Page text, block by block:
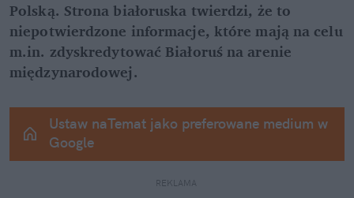
Polską. Strona białoruska twierdzi, że to
niepotwierdzone informacje, które mają na celu
m.in. zdyskredytować Białoruś na arenie
międzynarodowej.
Ustaw naTemat jako preferowane medium w
Google
REKLAMA